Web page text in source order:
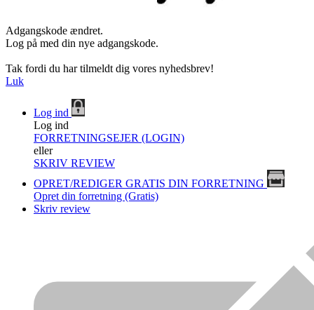
Adgangskode ændret.
Log på med din nye adgangskode.
Tak fordi du har tilmeldt dig vores nyhedsbrev!
Luk
Log ind
Log ind
FORRETNINGSEJER (LOGIN)
eller
SKRIV REVIEW
OPRET/REDIGER GRATIS DIN FORRETNING
Opret din forretning (Gratis)
Skriv review